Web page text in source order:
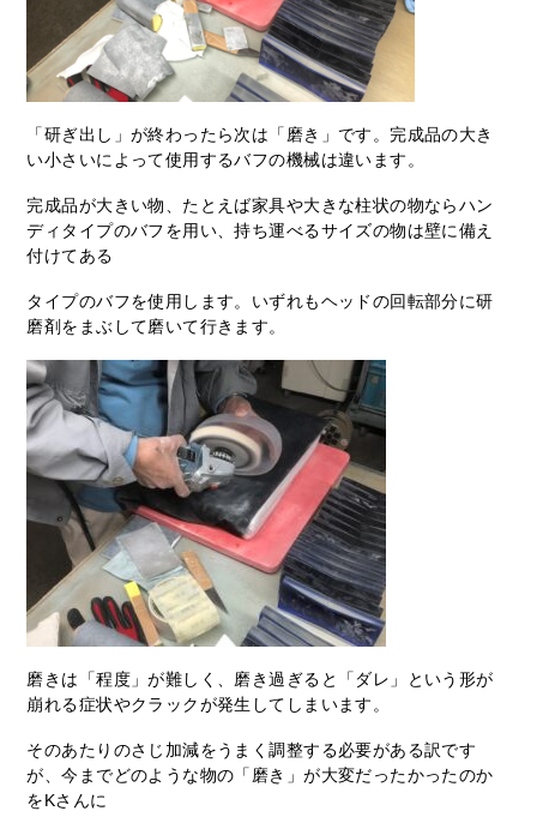
「研ぎ出し」が終わったら次は「磨き」です。完成品の大き
い小さいによって使用するバフの機械は違います。
完成品が大きい物、たとえば家具や大きな柱状の物ならハン
ディタイプのバフを用い、持ち運べるサイズの物は壁に備え
付けてある
タイプのバフを使用します。いずれもヘッドの回転部分に研
磨剤をまぶして磨いて行きます。
磨きは「程度」が難しく、磨き過ぎると「ダレ」という形が
崩れる症状やクラックが発生してしまいます。
そのあたりのさじ加減をうまく調整する必要がある訳です
が、今までどのような物の「磨き」が大変だったかったのか
をKさんに